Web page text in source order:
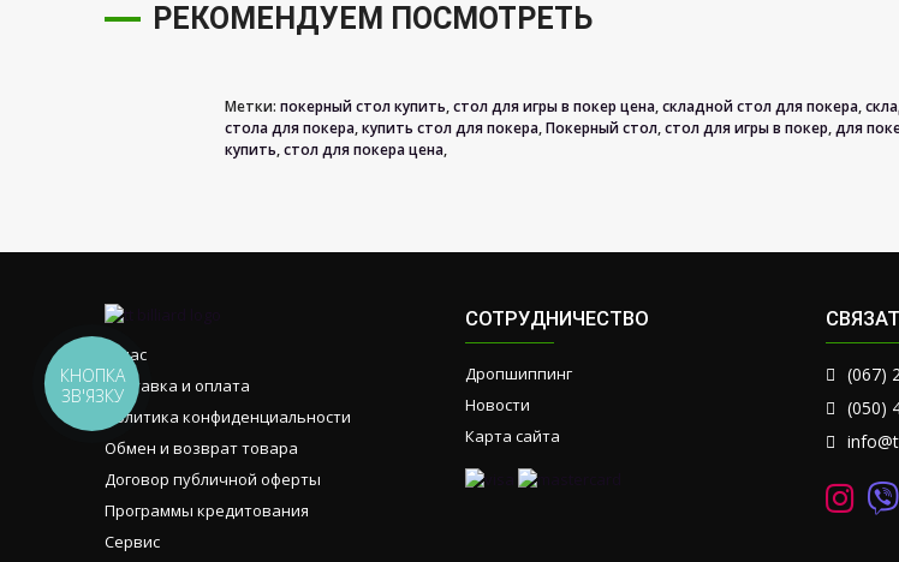
РЕКОМЕНДУЕМ ПОСМОТРЕТЬ
Метки: покерный стол купить,стол для игры в покер цена,складной стол для покера,
стола для покера,купить стол для покера,Покерный стол,стол для игры в покер,для
купить,стол для покера цена,
О нас
Доставка и оплата
Политика конфиденциальности
Обмен и возврат товара
Договор публичной оферты
Программы кредитования
Сервис
СОТРУДНИЧЕСТВО
Дропшиппинг
Новости
Карта сайта
(067)
(050)
КНОПКА
ЗВ'ЯЗКУ